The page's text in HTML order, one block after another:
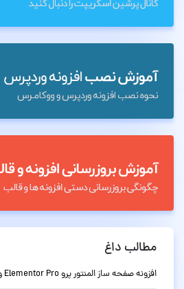
مطالب داغ
افزونه صفحه ساز المنتور پرو Elementor Pro وردپرس نسخه 4.2.1